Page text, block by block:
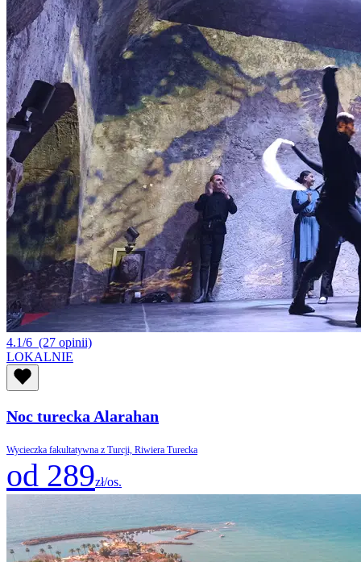
4.1/6 (27 opinii)
LOKALNIE
Noc turecka Alarahan
Wycieczka fakultatywna z Turcji, Riwiera Turecka
od 289zł/os.